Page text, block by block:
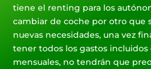
tiene el renting para los
cambiar de coche por otro que
nuevas necesidades, una vez
tener todos los gastos
mensuales, no tendrán que